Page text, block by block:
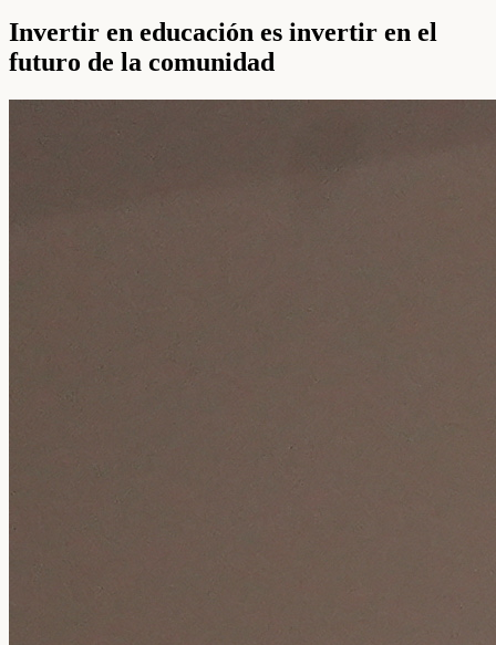
Invertir en educación es invertir en el
futuro de la comunidad